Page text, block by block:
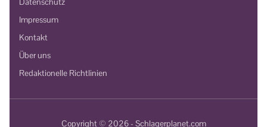
Impressum
Kontakt
Über uns
Redaktionelle Richtlinien
Copyright © 2026 - Schlagerplanet.com